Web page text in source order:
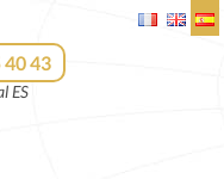
40 43
ES